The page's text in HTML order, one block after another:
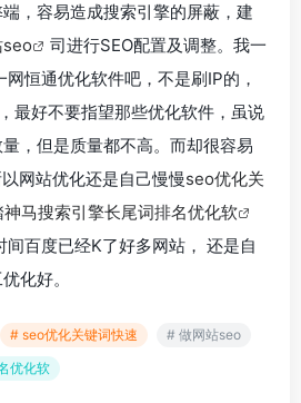
，容易造成搜索引擎的屏蔽，建
seo
司进行SEO配置及调整。我一
恒通优化软件吧，不是刷IP的，
最好不要指望那些优化软件，虽说
，但是质量都不高。而却很容易
网站优化还是自己慢慢seo优化关
神马搜索引擎长尾词排名优化软
间百度已经K了好多网站， 还是自
化好。
# seo优化关键词快速
# 做网站seo
优化软